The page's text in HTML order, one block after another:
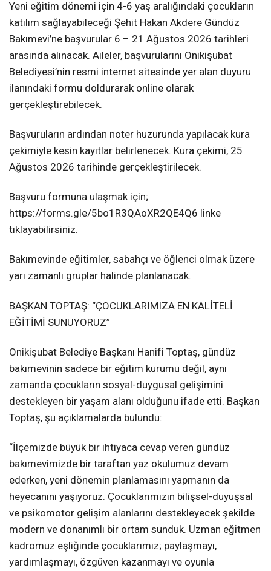
Yeni eğitim dönemi için 4-6 yaş aralığındaki çocukların
katılım sağlayabileceği Şehit Hakan Akdere Gündüz
Bakımevi’ne başvurular 6 – 21 Ağustos 2026 tarihleri
arasında alınacak. Aileler, başvurularını Onikişubat
Belediyesi’nin resmi internet sitesinde yer alan duyuru
ilanındaki formu doldurarak online olarak
gerçekleştirebilecek.
Başvuruların ardından noter huzurunda yapılacak kura
çekimiyle kesin kayıtlar belirlenecek. Kura çekimi, 25
Ağustos 2026 tarihinde gerçekleştirilecek.
Başvuru formuna ulaşmak için;
https://forms.gle/5bo1R3QAoXR2QE4Q6 linke
tıklayabilirsiniz.
Bakımevinde eğitimler, sabahçı ve öğlenci olmak üzere
yarı zamanlı gruplar halinde planlanacak.
BAŞKAN TOPTAŞ: “ÇOCUKLARIMIZA EN KALİTELİ
EĞİTİMİ SUNUYORUZ”
Onikişubat Belediye Başkanı Hanifi Toptaş, gündüz
bakımevinin sadece bir eğitim kurumu değil, aynı
zamanda çocukların sosyal-duygusal gelişimini
destekleyen bir yaşam alanı olduğunu ifade etti. Başkan
Toptaş, şu açıklamalarda bulundu:
“İlçemizde büyük bir ihtiyaca cevap veren gündüz
bakımevimizde bir taraftan yaz okulumuz devam
ederken, yeni dönemin planlamasını yapmanın da
heyecanını yaşıyoruz. Çocuklarımızın bilişsel-duyuşsal
ve psikomotor gelişim alanlarını destekleyecek şekilde
modern ve donanımlı bir ortam sunduk. Uzman eğitmen
kadromuz eşliğinde çocuklarımız; paylaşmayı,
yardımlaşmayı, özgüven kazanmayı ve oyunla